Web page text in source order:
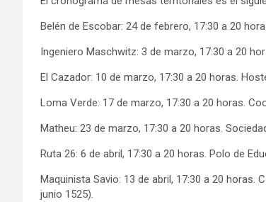
Belén de Escobar: 24 de febrero, 17:30 a 20
Ingeniero Maschwitz: 3 de marzo, 17:30 a 20
El Cazador: 10 de marzo, 17:30 a 20 horas.
Loma Verde: 17 de marzo, 17:30 a 20 horas.
Matheu: 23 de marzo, 17:30 a 20 horas.
Ruta 26: 6 de abril, 17:30 a 20 horas. Polo de
Maquinista Savio: 13 de abril, 17:30 a 20 horas.
junio 1525).